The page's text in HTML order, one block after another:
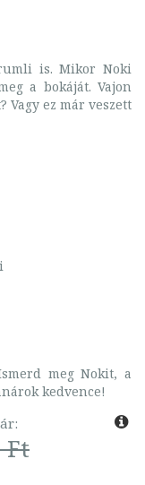
is. Mikor Noki
a bokáját. Vajon
ez már veszett
Ismerd meg Nokit, a
kedvence!
Ft